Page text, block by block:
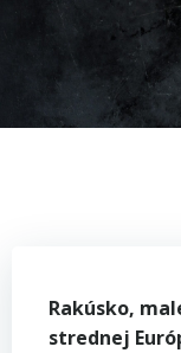
Rakúsko,
strednej